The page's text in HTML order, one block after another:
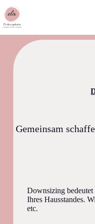
to
content
Gemeinsam
Downsizing bedeutet
Ihres Hausstandes.
etc.